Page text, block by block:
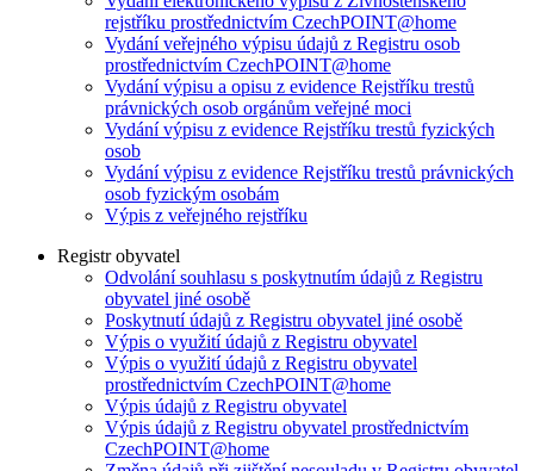
rejstříku prostřednictvím CzechPOINT@home
Vydání veřejného výpisu údajů z Registru osob
prostřednictvím CzechPOINT@home
Vydání výpisu a opisu z evidence Rejstříku trestů
právnických osob orgánům veřejné moci
Vydání výpisu z evidence Rejstříku trestů fyzických
osob
Vydání výpisu z evidence Rejstříku trestů právnických
osob fyzickým osobám
Výpis z veřejného rejstříku
Registr obyvatel
Odvolání souhlasu s poskytnutím údajů z Registru
obyvatel jiné osobě
Poskytnutí údajů z Registru obyvatel jiné osobě
Výpis o využití údajů z Registru obyvatel
Výpis o využití údajů z Registru obyvatel
prostřednictvím CzechPOINT@home
Výpis údajů z Registru obyvatel
Výpis údajů z Registru obyvatel prostřednictvím
CzechPOINT@home